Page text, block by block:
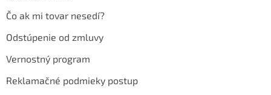
Čo ak mi tovar nesedí?
Odstúpenie od zmluvy
Vernostný program
Reklamačné podmieky postup